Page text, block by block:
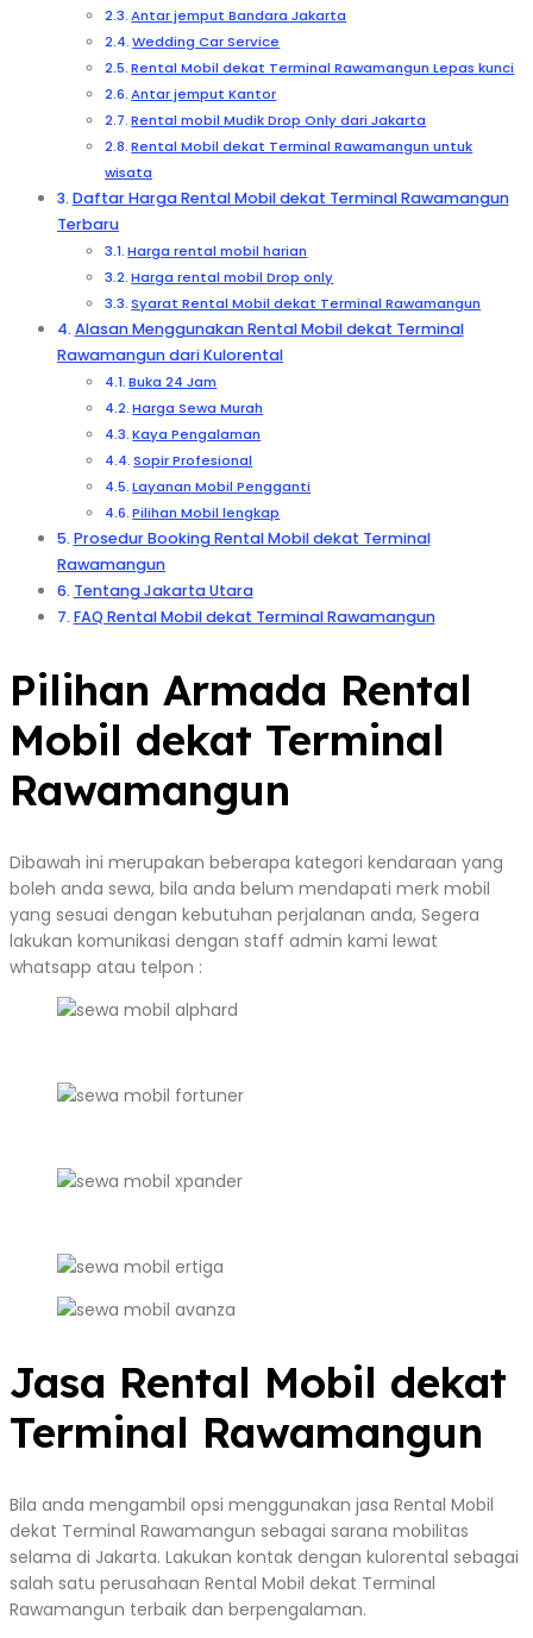
Antar jemput Bandara Jakarta
Wedding Car Service
Rental Mobil dekat Terminal Rawamangun Lepas kunci
Antar jemput Kantor
Rental mobil Mudik Drop Only dari Jakarta
Rental Mobil dekat Terminal Rawamangun untuk
wisata
Daftar Harga Rental Mobil dekat Terminal Rawamangun
Terbaru
Harga rental mobil harian
Harga rental mobil Drop only
Syarat Rental Mobil dekat Terminal Rawamangun
Alasan Menggunakan Rental Mobil dekat Terminal
Rawamangun dari Kulorental
Buka 24 Jam
Harga Sewa Murah
Kaya Pengalaman
Sopir Profesional
Layanan Mobil Pengganti
Pilihan Mobil lengkap
Prosedur Booking Rental Mobil dekat Terminal
Rawamangun
Tentang Jakarta Utara
FAQ Rental Mobil dekat Terminal Rawamangun
Pilihan Armada Rental
Mobil dekat Terminal
Rawamangun
Dibawah ini merupakan beberapa kategori kendaraan yang
boleh anda sewa, bila anda belum mendapati merk mobil
yang sesuai dengan kebutuhan perjalanan anda, Segera
lakukan komunikasi dengan staff admin kami lewat
whatsapp atau telpon :
Jasa Rental Mobil dekat
Terminal Rawamangun
Bila anda mengambil opsi menggunakan jasa Rental Mobil
dekat Terminal Rawamangun sebagai sarana mobilitas
selama di Jakarta. Lakukan kontak dengan kulorental sebagai
salah satu perusahaan Rental Mobil dekat Terminal
Rawamangun terbaik dan berpengalaman.